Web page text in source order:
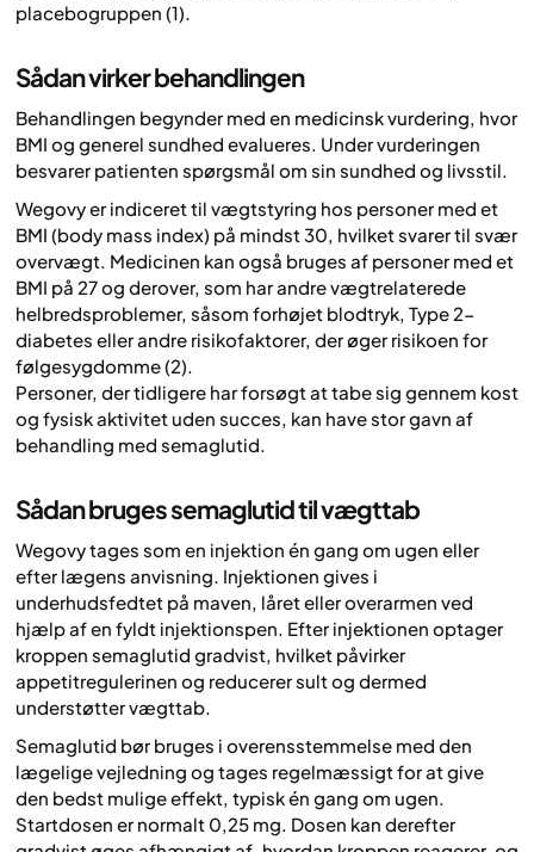
placebogruppen (1).
Sådan virker behandlingen
Behandlingen begynder med en medicinsk vurdering, hvor
BMI og generel sundhed evalueres. Under vurderingen
besvarer patienten spørgsmål om sin sundhed og livsstil.
Wegovy er indiceret til vægtstyring hos personer med et
BMI (body mass index) på mindst 30, hvilket svarer til svær
overvægt. Medicinen kan også bruges af personer med et
BMI på 27 og derover, som har andre vægtrelaterede
helbredsproblemer, såsom forhøjet blodtryk, Type 2-
diabetes eller andre risikofaktorer, der øger risikoen for
følgesygdomme (2).
Personer, der tidligere har forsøgt at tabe sig gennem kost
og fysisk aktivitet uden succes, kan have stor gavn af
behandling med semaglutid.
Sådan bruges semaglutid til vægttab
Wegovy tages som en injektion én gang om ugen eller
efter lægens anvisning. Injektionen gives i
underhudsfedtet på maven, låret eller overarmen ved
hjælp af en fyldt injektionspen. Efter injektionen optager
kroppen semaglutid gradvist, hvilket påvirker
appetitregulerinen og reducerer sult og dermed
understøtter vægttab.
Semaglutid bør bruges i overensstemmelse med den
lægelige vejledning og tages regelmæssigt for at give
den bedst mulige effekt, typisk én gang om ugen.
Startdosen er normalt 0,25 mg. Dosen kan derefter